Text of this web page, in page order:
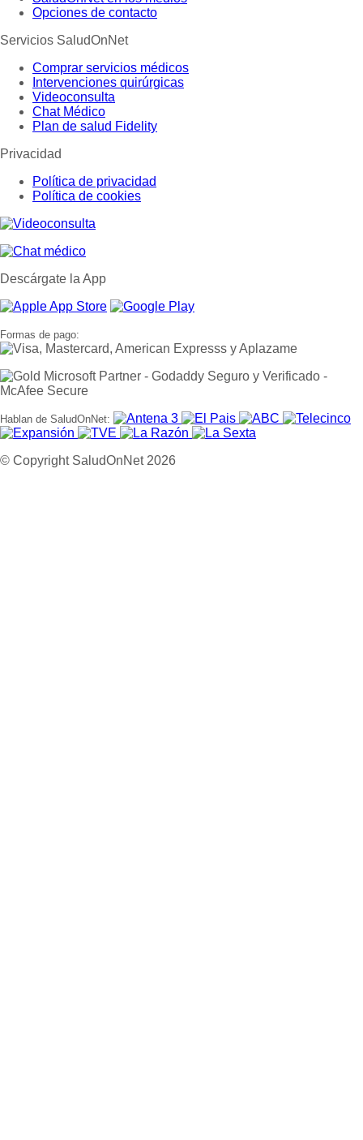
Opciones de contacto
Servicios SaludOnNet
Comprar servicios médicos
Intervenciones quirúrgicas
Videoconsulta
Chat Médico
Plan de salud Fidelity
Privacidad
Política de privacidad
Política de cookies
Descárgate la App
Formas de pago:
Hablan de SaludOnNet:
© Copyright SaludOnNet 2026